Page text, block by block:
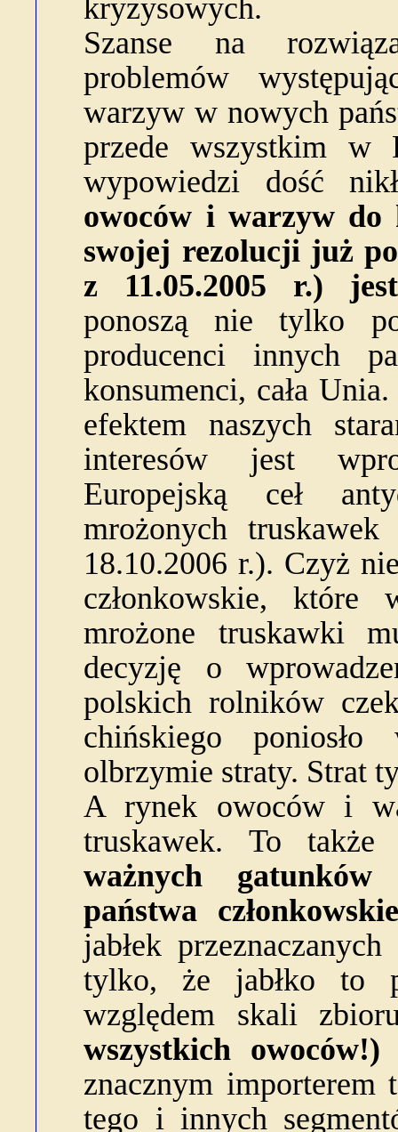
kryzysowych.
Szanse na
problemów
warzyw w nowych
przede wszystkim
wypowiedzi dość
owoców i warzyw do
swojej rezolucji już
z 11.05.2005 r.)
ponoszą nie tylko
producenci innych
konsumenci, cała
efektem naszych
interesów jest
Europejską ceł
mrożonych
18.10.2006 r.). Czyż
członkowskie,
mrożone truskawki
decyzję o
polskich rolników
chińskiego
olbrzymie straty. Strat
A rynek owoców i
truskawek. To
ważnych
państwa
jabłek
tylko, że jabłko to
względem skali
wszystkich owoców!)
znacznym importerem
tego i innych